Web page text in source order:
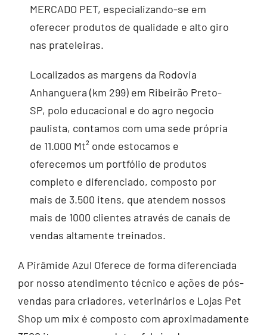
MERCADO PET, especializando-se em
oferecer produtos de qualidade e alto giro
nas prateleiras.
Localizados as margens da Rodovia
Anhanguera (km 299) em Ribeirão Preto-
SP, polo educacional e do agro negocio
paulista, contamos com uma sede própria
de 11.000 Mt² onde estocamos e
oferecemos um portfólio de produtos
completo e diferenciado, composto por
mais de 3.500 itens, que atendem nossos
mais de 1000 clientes através de canais de
vendas altamente treinados.
A Pirâmide Azul Oferece de forma diferenciada
por nosso atendimento técnico e ações de pós-
vendas para criadores, veterinários e Lojas Pet
Shop um mix é composto com aproximadamente